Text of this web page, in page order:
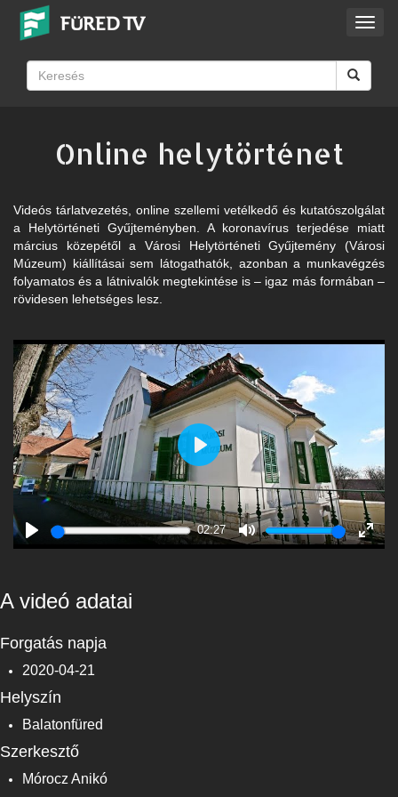
Online helytörténet
Videós tárlatvezetés, online szellemi vetélkedő és kutatószolgálat
a Helytörténeti Gyűjteményben. A koronavírus terjedése miatt
március közepétől a Városi Helytörténeti Gyűjtemény (Városi
Múzeum) kiállításai sem látogathatók, azonban a munkavégzés
folyamatos és a látnivalók megtekintése is – igaz más formában –
rövidesen lehetséges lesz.
Play
02:27
Mute
Enter
Play
A videó adatai
Forgatás napja
2020-04-21
Helyszín
Balatonfüred
Szerkesztő
Mórocz Anikó